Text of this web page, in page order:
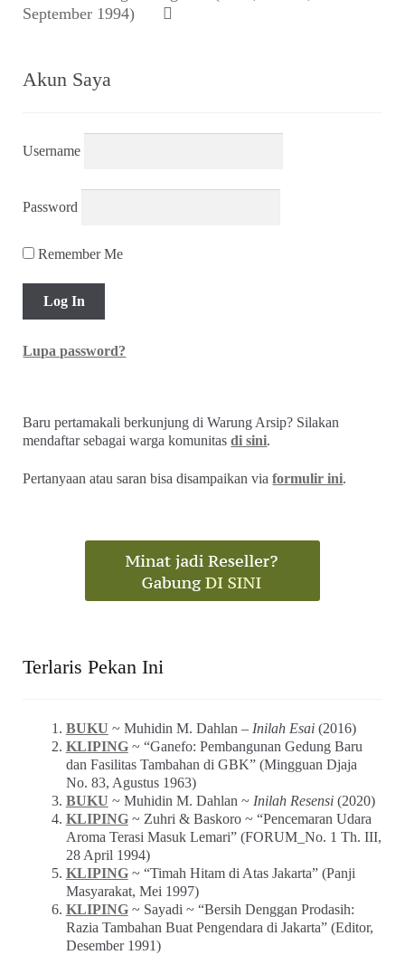
September 1994)
Akun Saya
Username
Password
Remember Me
Lupa password?
Baru pertamakali berkunjung di Warung Arsip? Silakan
mendaftar sebagai warga komunitasdi sini.
Pertanyaan atau saran bisa disampaikan viaformulir ini.
Terlaris Pekan Ini
BUKU ~ Muhidin M. Dahlan – Inilah Esai(2016)
KLIPING~ “Ganefo: Pembangunan Gedung Baru
dan Fasilitas Tambahan di GBK” (Mingguan Djaja
No. 83, Agustus 1963)
BUKU ~ Muhidin M. Dahlan ~ Inilah Resensi(2020)
KLIPING~ Zuhri & Baskoro ~ “Pencemaran Udara
Aroma Terasi Masuk Lemari” (FORUM_No. 1 Th. III,
28 April 1994)
KLIPING~ “Timah Hitam di Atas Jakarta” (Panji
Masyarakat, Mei 1997)
KLIPING~ Sayadi ~ “Bersih Denggan Prodasih:
Razia Tambahan Buat Pengendara di Jakarta” (Editor,
Desember 1991)